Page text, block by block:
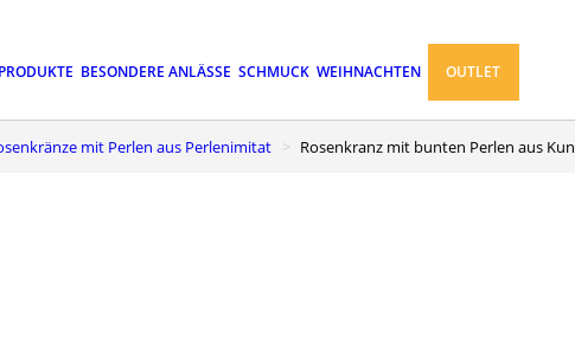
BESONDERE ANLÄSSE SCHMUCK WEIHNACHTEN OUTLET
mit Perlen aus Perlenimitat Rosenkranz mit bunten Perlen aus